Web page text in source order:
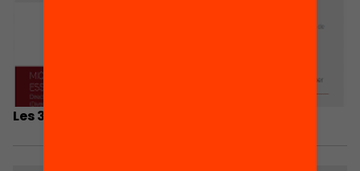
Les 3 coses que he après…